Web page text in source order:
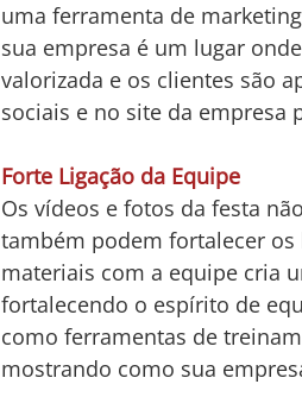
uma ferramenta de
sua empresa é um lugar
valorizada e os clientes são
sociais e no site da empresa
Forte Ligação da Equipe
Os vídeos e fotos da festa
também podem fortalecer
materiais com a equipe cria
fortalecendo o espírito de
como ferramentas de
mostrando como sua